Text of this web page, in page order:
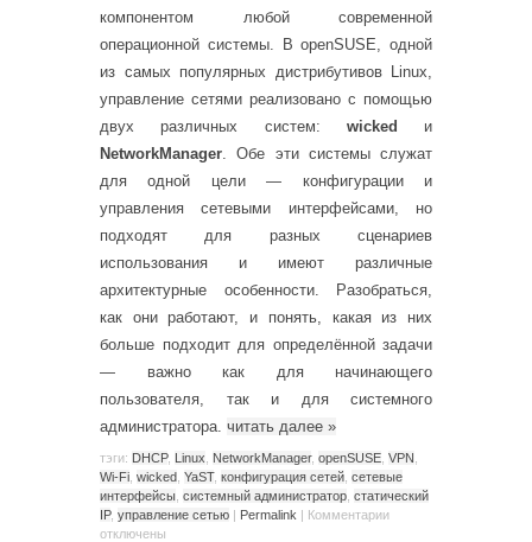
компонентом любой современной
операционной системы. В openSUSE, одной
из самых популярных дистрибутивов Linux,
управление сетями реализовано с помощью
двух различных систем: wicked
и
NetworkManager. Обе эти системы служат
для одной цели — конфигурации и
управления сетевыми интерфейсами, но
подходят для разных сценариев
использования и имеют различные
архитектурные особенности. Разобраться,
как они работают, и понять, какая из них
больше подходит для определённой задачи
— важно как для начинающего
пользователя, так и для системного
администратора. читать далее »
тэги: DHCP, Linux NetworkManager, openSUSE VPN
Wi-Fi wicked YaST, конфигурация сетей сетевые
интерфейсы системный администратор статический
IP, управление сетью | Permalink | Комментарии
отключены